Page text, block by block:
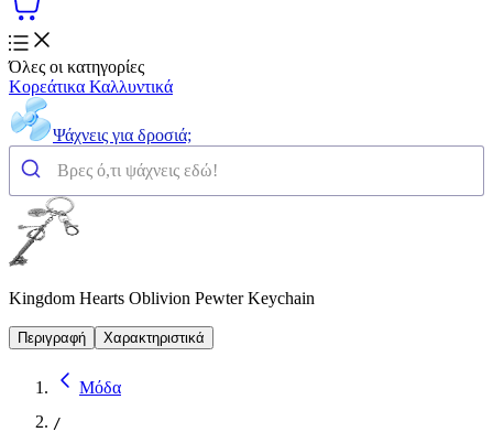
Όλες οι κατηγορίες
Κορεάτικα Καλλυντικά
Ψάχνεις για δροσιά;
Kingdom Hearts Oblivion Pewter Keychain
Περιγραφή Χαρακτηριστικά
Μόδα
/